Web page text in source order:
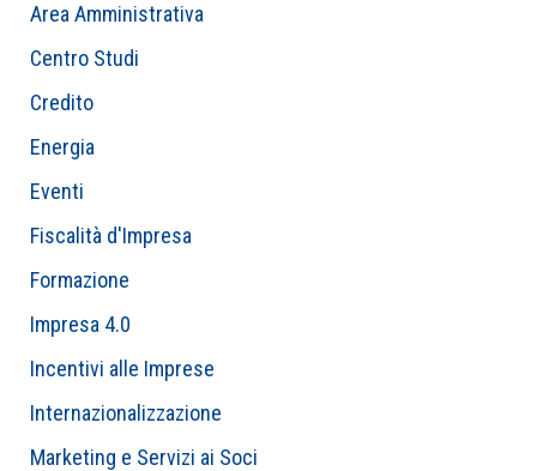
Area Amministrativa
Centro Studi
Credito
Energia
Eventi
Fiscalità d'Impresa
Formazione
Impresa 4.0
Incentivi alle Imprese
Internazionalizzazione
Marketing e Servizi ai Soci